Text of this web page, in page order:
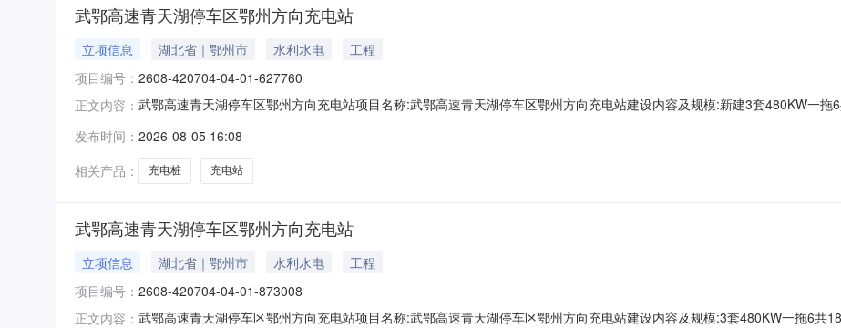
武鄂高速青天湖停车区鄂州方向充电站
立项信息 湖北省｜鄂州市 水利水电
工程
项目编号： 2608-420704-04-01-627760
正文内容： 武鄂高速青天湖停车区鄂州方向充电站项目名称:武鄂高速青天湖停车区鄂州方向充电站建设内容及规模:新建3套480KW一
企业所属行政区划:湖北省/鄂州市/鄂城区项目所属行业:能源/电力总投资:150建设性质:新建拟开工时间:2026-08申报日期
发布时间： 2026-08-05 16:08
相关产品：
充电桩 充电站
武鄂高速青天湖停车区鄂州方向充电站
立项信息 湖北省｜鄂州市 水利水电
工程
项目编号： 2608-420704-04-01-873008
正文内容： 武鄂高速青天湖停车区鄂州方向充电站项目名称:武鄂高速青天湖停车区鄂州方向充电站建设内容及规模:3套480KW一拖6共